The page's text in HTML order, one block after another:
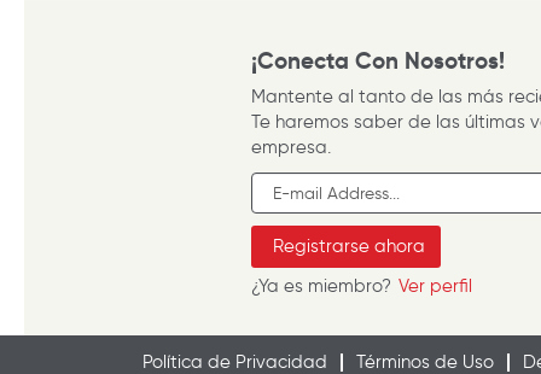
¡Conecta Con Nosotros!
Mantente al tanto de las más
Te haremos saber de las últimas
empresa.
¿Ya es miembro? Ver perfil
Política de Privacidad Términos de Uso